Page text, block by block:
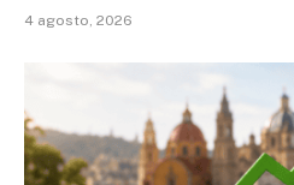
4 agosto, 2026